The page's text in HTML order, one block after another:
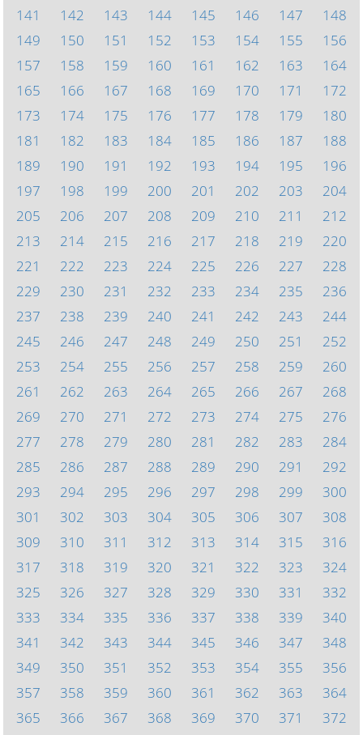
141
142 143 144 145 146 147
148
149
150 151 152 153 154 155
156
157
158 159 160 161 162 163
164
165
166 167 168 169 170 171
172
173
174 175 176 177 178 179
180
181
182 183 184 185 186 187
188
189
190 191 192 193 194 195
196
197
198 199 200 201 202 203
204
205
206 207 208 209 210 211
212
213
214 215 216 217 218 219
220
221
222 223 224 225 226 227
228
229
230 231 232 233 234 235
236
237
238 239 240 241 242 243
244
245
246 247 248 249 250 251
252
253
254 255 256 257 258 259
260
261
262 263 264 265 266 267
268
269
270 271 272 273 274 275
276
277
278 279 280 281 282 283
284
285
286 287 288 289 290 291
292
293
294 295 296 297 298 299
300
301
302 303 304 305 306 307
308
309
310 311 312 313 314 315
316
317
318 319 320 321 322 323
324
325
326 327 328 329 330 331
332
333
334 335 336 337 338 339
340
341
342 343 344 345 346 347
348
349
350 351 352 353 354 355
356
357
358 359 360 361 362 363
364
365
366 367 368 369 370 371
372